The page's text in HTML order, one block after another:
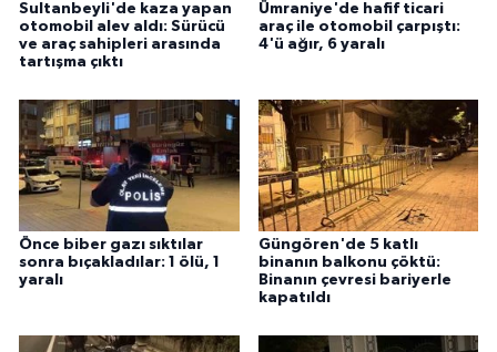
Sultanbeyli'de kaza yapan
otomobil alev aldı: Sürücü
ve araç sahipleri arasında
tartışma çıktı
Ümraniye'de hafif ticari
araç ile otomobil çarpıştı:
4'ü ağır, 6 yaralı
Önce biber gazı sıktılar
sonra bıçakladılar: 1 ölü, 1
yaralı
Güngören'de 5 katlı
binanın balkonu çöktü:
Binanın çevresi bariyerle
kapatıldı